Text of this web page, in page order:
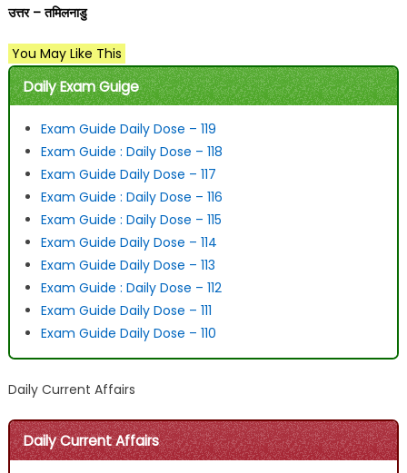
उत्तर – तमिलनाडु
You May Like This
Daily Exam Guige
Exam Guide Daily Dose – 119
Exam Guide : Daily Dose – 118
Exam Guide Daily Dose – 117
Exam Guide : Daily Dose – 116
Exam Guide : Daily Dose – 115
Exam Guide Daily Dose – 114
Exam Guide Daily Dose – 113
Exam Guide : Daily Dose – 112
Exam Guide Daily Dose – 111
Exam Guide Daily Dose – 110
Daily Current Affairs
Daily Current Affairs